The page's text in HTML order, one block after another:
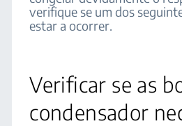
verifique se um dos
estar a ocorrer.
Verificar se as
condensador